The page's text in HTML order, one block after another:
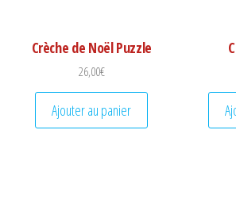
Crèche de Noël Puzzle
26,00€
Ajouter au panier